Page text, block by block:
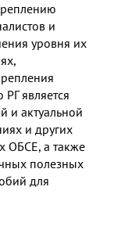
и
уровня их
является
и актуальной
и других
ОБСЕ, а также
полезных
для